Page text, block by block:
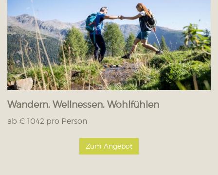
Wandern, Wellnessen, Wohlfühlen
ab € 1042 pro Person
Zum Angebot